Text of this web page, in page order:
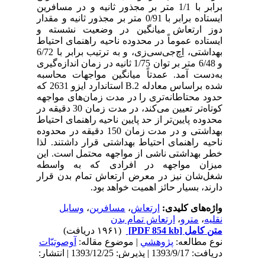
برابر با 1/1 متر بر مجذور ثانیه و در مسافرین
ایستاده برابر با 0/91 متر بر مجذور ثانیه و مقدار
دوز ارتعاش میانگین در وضعیت نشسته و
ایستاده عموماً در محدوده ناحیه راهنمای احتیاط
بهداشتی، اِچ‌جی‌سی‌زی، و به ترتیب برابر با 6/72
و 6/48 متر بر توان 1/75 ثانیه در زمان اندازه‌گیری
به‌دست آمد. عمدتاً میانگین مواجهات محاسبه
شده براساس معادله 2.B استاندارد ایزو 2631 که
حدود محتاطانه‌تری را در مدت زمان‌های مواجهه
کوتاه‌تر تعیین می‌کند، در مدت زمان 30 دقیقه در
محدوده پایین‌تر از حد پایین ناحیه راهنمای احتیاط
بهداشتی و در مدت زمان 150 دقیقه در محدوده
ناحیه راهنمای احتیاط بهداشتی قرار داشتند. لذا
خطر بهداشتی ناشی از مواجهه محتمل است. این
میزان مواجهه در افرادی که به واسطه
شغل‌شان نیز در معرض ارتعاش تمام بدن قرار
دارند، بسیار حائز اهمیت خواهد بود.
واژه‌های کلیدی:ارتعاش،مسافرین،وسایل
نقلیه،مترو ،ارتعاش تمام بدن
متن کامل[PDF 854 kb]
نوع مطالعه:پژوهشي| موضوع مقاله:آوصوتیّات
دریافت: 1393/9/17 | پذیرش: 1393/12/25 | انتشار: